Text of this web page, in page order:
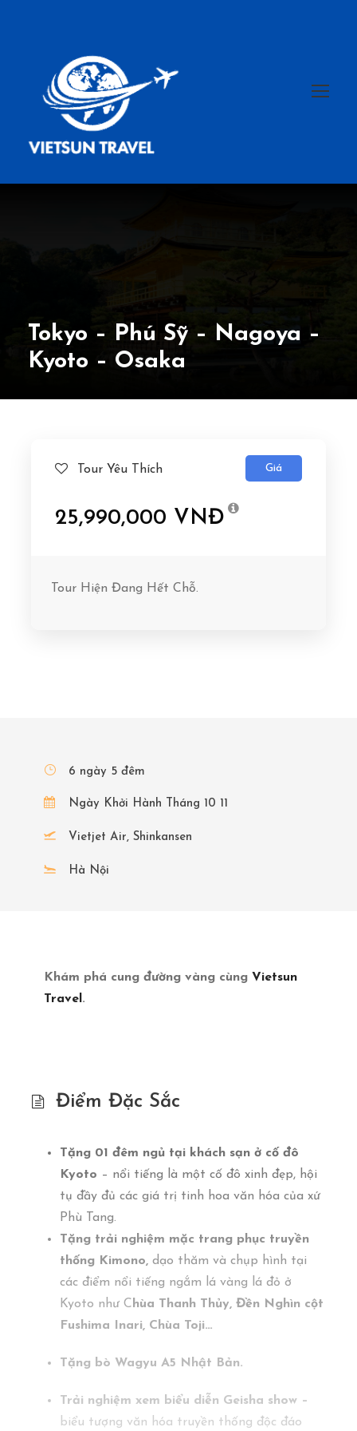
Tokyo – Phú Sỹ – Nagoya –
Kyoto – Osaka
Tour Yêu Thích Giá
25,990,000 VNĐ
Tour Hiện Đang Hết Chỗ.
6 ngày 5 đêm
Ngày Khởi Hành Tháng 10 11
Vietjet Air, Shinkansen
Hà Nội
Khám phá cung đường vàng cùng Vietsun
Travel .
Điểm Đặc Sắc
Tặng 01 đêm ngủ tại khách sạn ở cố đô
Kyoto – nổi tiếng là một cố đô xinh đẹp, hội
tụ đầy đủ các giá trị tinh hoa văn hóa của xứ
Phù Tang.
Tặng trải nghiệm mặc trang phục truyền
thống Kimono, dạo thăm và chụp hình tại
các điểm nổi tiếng ngắm lá vàng lá đỏ ở
Kyoto như C hùa Thanh Thủy, Đền Nghìn cột
Fushima Inari, Chùa Toji…
Tặng bò Wagyu A5 Nhật Bản.
Trải nghiệm xem biểu diễn Geisha show –
biểu tượng văn hóa truyền thống độc đáo